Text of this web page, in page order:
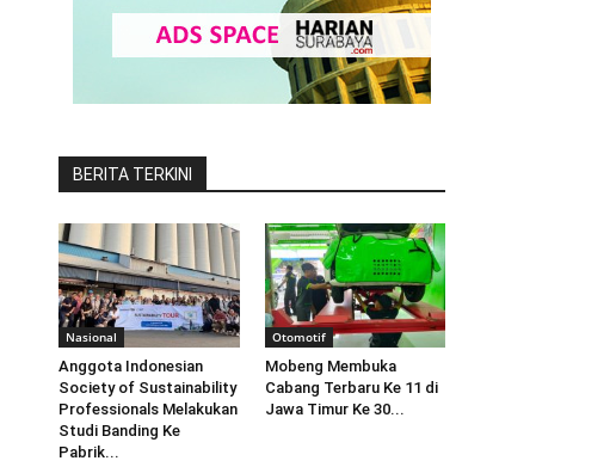
BERITA TERKINI
Nasional
Anggota Indonesian
Society of Sustainability
Professionals Melakukan
Studi Banding Ke
Pabrik...
Otomotif
Mobeng Membuka
Cabang Terbaru Ke 11 di
Jawa Timur Ke 30...